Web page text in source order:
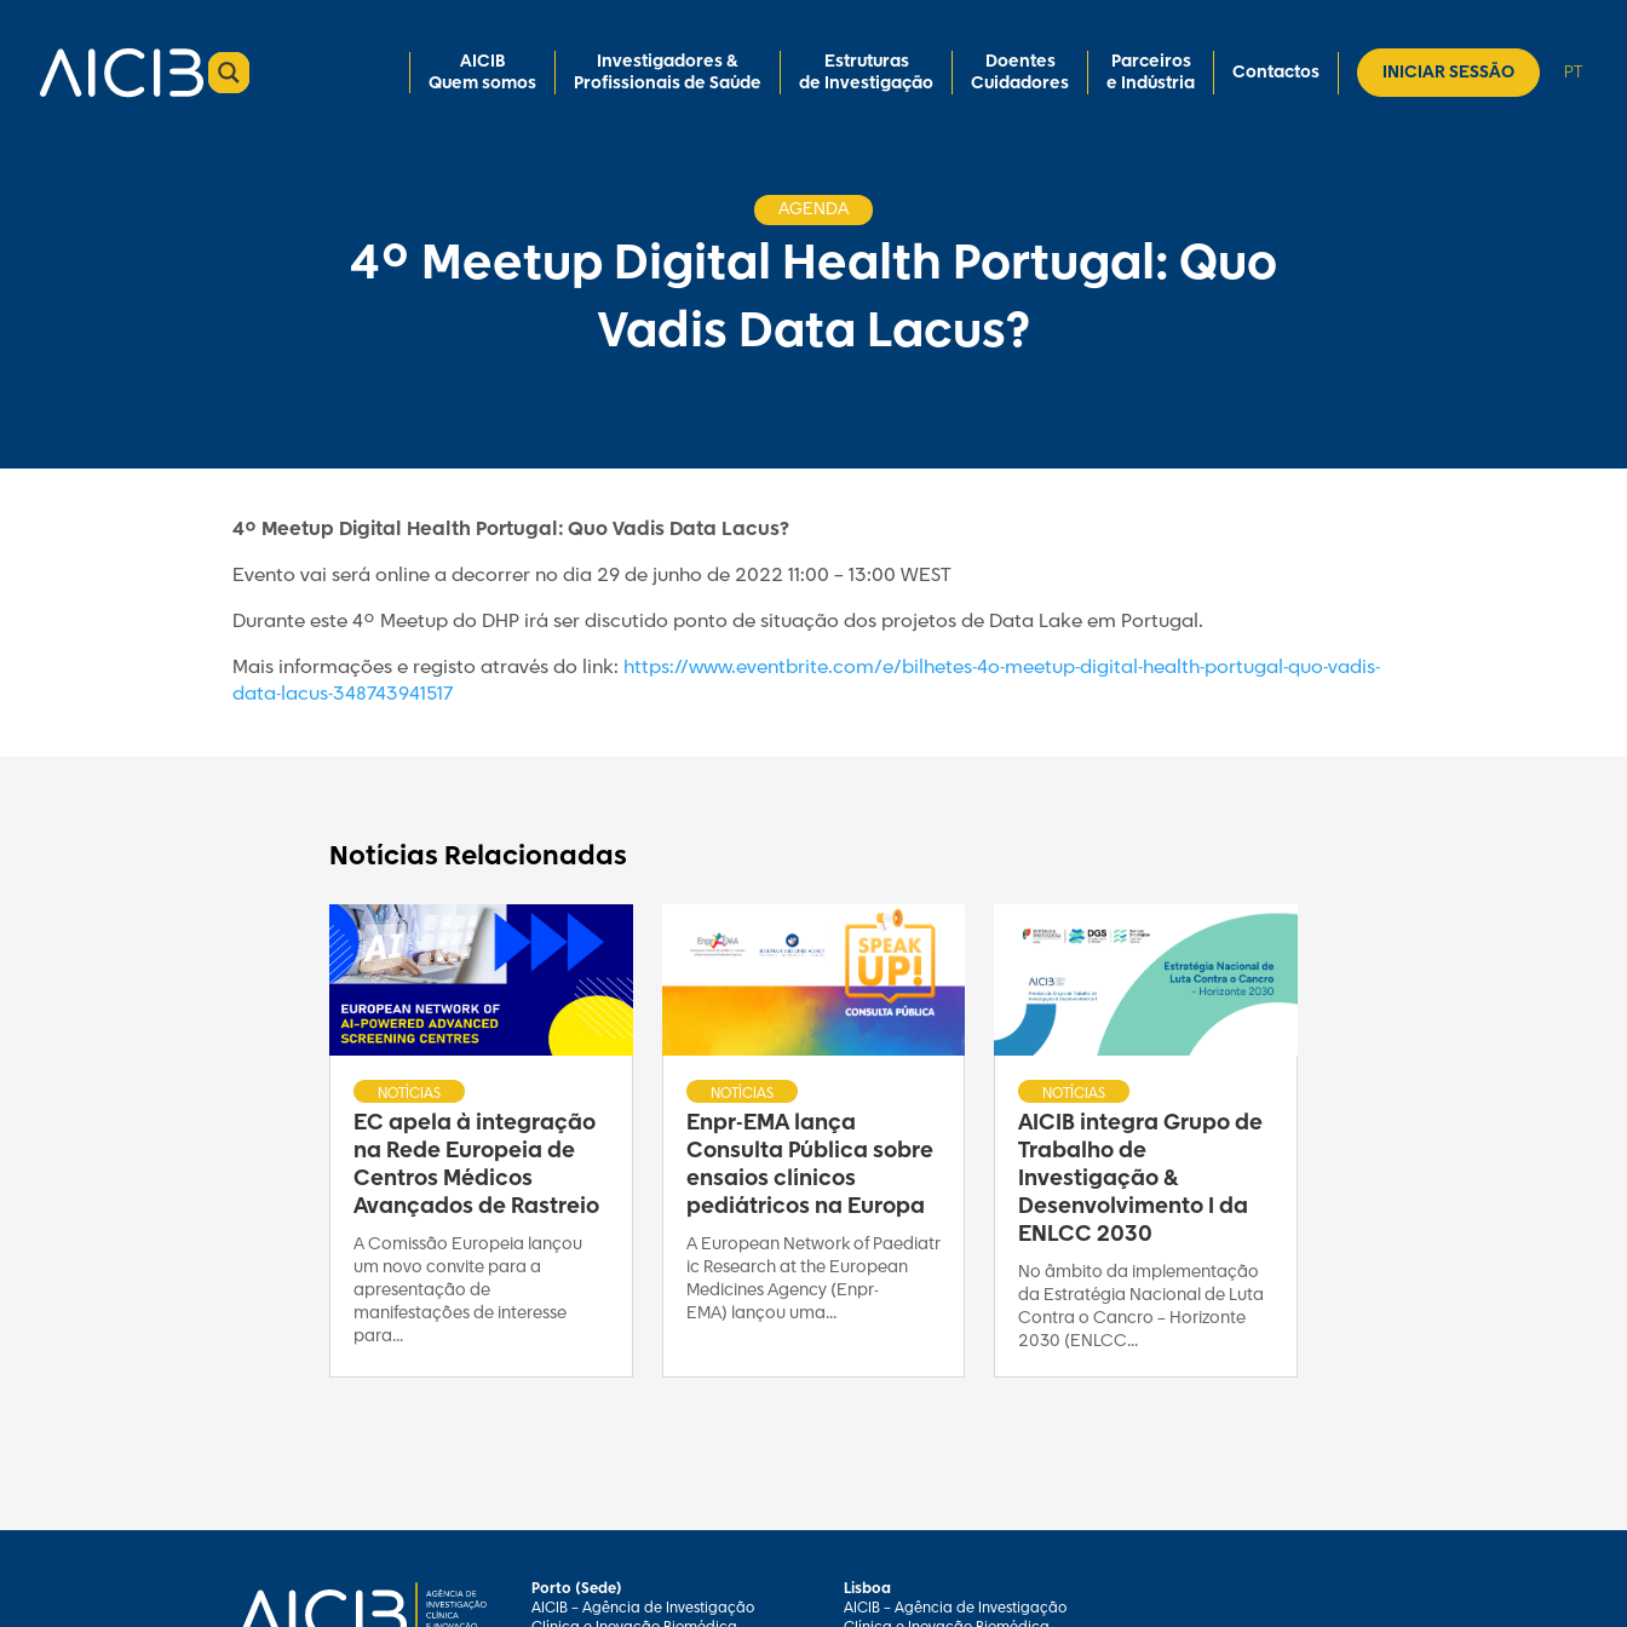
AICIB
Quem somos
Investigadores &
Profissionais de Saúde
Estruturas
de Investigação
Doentes
Cuidadores
Parceiros
e Indústria
Contactos INICIAR SESSÃO PT
AGENDA
4º Meetup Digital Health Portugal: Quo
Vadis Data Lacus?
4º Meetup Digital Health Portugal: Quo Vadis Data Lacus?
Evento vai será online a decorrer no dia 29 de junho de 2022 11:00 – 13:00 WEST
Durante este 4º Meetup do DHP irá ser discutido ponto de situação dos projetos de Data Lake em Portugal.
Mais informações e registo através do link: https://www.eventbrite.com/e/bilhetes-4o-meetup-digital-health-portugal-quo-vadis-
data-lacus-348743941517
Notícias Relacionadas
EC apela à integração
na Rede Europeia de
Centros Médicos
Avançados de Rastreio
NOTÍCIAS
A Comissão Europeia lançou
um novo convite para a
apresentação de
manifestações de interesse
para...
Enpr-EMA lança
Consulta Pública sobre
ensaios clínicos
pediátricos na Europa
NOTÍCIAS
A European Network of Paediatr
ic Research at the European
Medicines Agency (Enpr-
EMA) lançou uma...
AICIB integra Grupo de
Trabalho de
Investigação &
Desenvolvimento I da
ENLCC 2030
NOTÍCIAS
No âmbito da implementação
da Estratégia Nacional de Luta
Contra o Cancro – Horizonte
2030 (ENLCC...
Porto (Sede)
AICIB – Agência de Investigação
Lisboa
AICIB – Agência de Investigação